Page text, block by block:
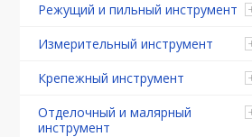
Режущий и пильный инструмент
Измерительный инструмент
Крепежный инструмент
Отделочный и малярный
инструмент